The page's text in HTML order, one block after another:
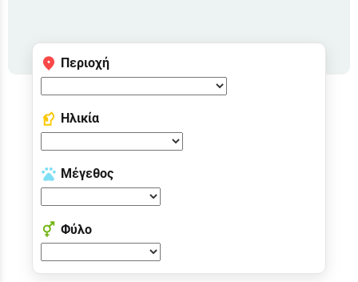
Περιοχή
Ηλικία
Μέγεθος
Φύλο